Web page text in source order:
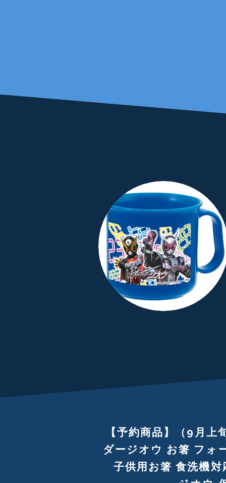
【予約商品】（9月
ダージオウ お箸 フォ
子供用お箸 食洗機